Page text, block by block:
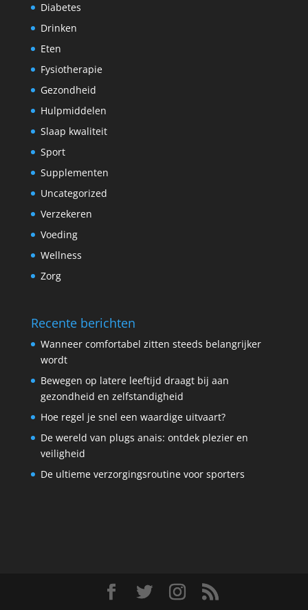
Diabetes
Drinken
Eten
Fysiotherapie
Gezondheid
Hulpmiddelen
Slaap kwaliteit
Sport
Supplementen
Uncategorized
Verzekeren
Voeding
Wellness
Zorg
Recente berichten
Wanneer comfortabel zitten steeds belangrijker
wordt
Bewegen op latere leeftijd draagt bij aan
gezondheid en zelfstandigheid
Hoe regel je snel een waardige uitvaart?
De wereld van plugs anais: ontdek plezier en
veiligheid
De ultieme verzorgingsroutine voor sporters